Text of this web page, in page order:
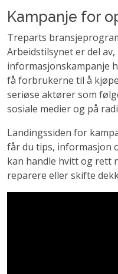
Kampanje for
Treparts
Arbeidstilsynet er del
informasjonskampanje
få forbrukerne til å
seriøse aktører som
sosiale medier og på
Landingssiden for
får du tips, informasjon
kan handle hvitt og rett
reparere eller skifte